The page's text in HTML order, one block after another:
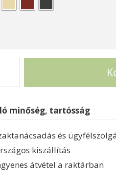
minőség, tartósság
és
kiszállítás
átvétel a raktárban